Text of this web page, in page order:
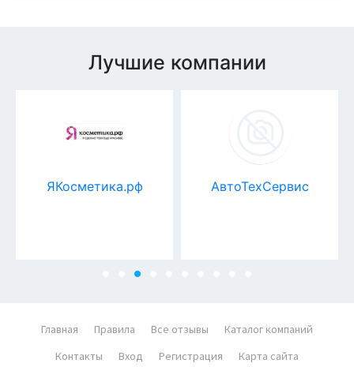
Лучшие компании
ЯКосметика.рф АвтоТехСервис
Главная Правила Все отзывы
Каталог компаний
Контакты
Вход Регистрация Карта сайта